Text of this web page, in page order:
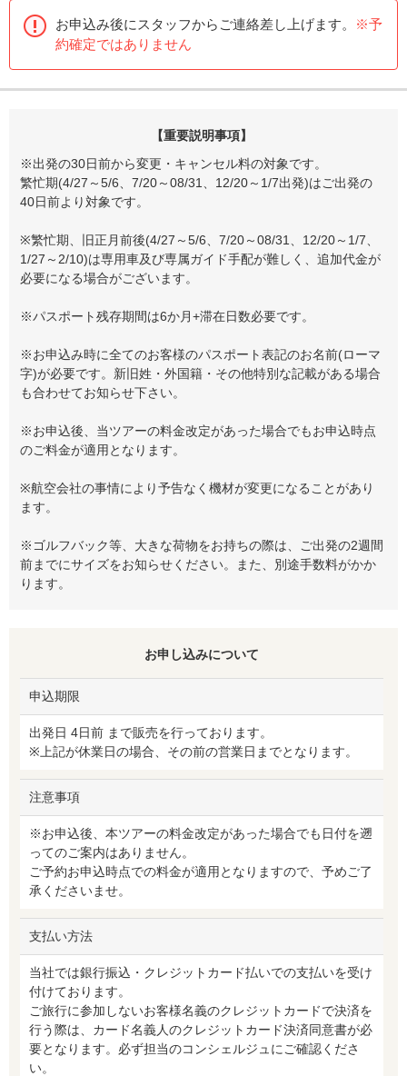
お申込み後にスタッフからご連絡差し上げます。
※予
約確定ではありません
【重要説明事項】
※出発の30日前から変更・キャンセル料の対象です。
繁忙期(4/27～5/6、7/20～08/31、12/20～1/7出発)はご出発の
40日前より対象です。
※繁忙期、旧正月前後(4/27～5/6、7/20～08/31、12/20～1/7、
1/27～2/10)は専用車及び専属ガイド手配が難しく、追加代金が
必要になる場合がございます。
※パスポート残存期間は6か月+滞在日数必要です。
※お申込み時に全てのお客様のパスポート表記のお名前(ローマ
字)が必要です。新旧姓・外国籍・その他特別な記載がある場合
も合わせてお知らせ下さい。
※お申込後、当ツアーの料金改定があった場合でもお申込時点
のご料金が適用となります。
※航空会社の事情により予告なく機材が変更になることがあり
ます。
※ゴルフバック等、大きな荷物をお持ちの際は、ご出発の2週間
前までにサイズをお知らせください。また、別途手数料がかか
ります。
お申し込みについて
申込期限
出発日 4日前 まで販売を行っております。
※上記が休業日の場合、その前の営業日までとなります。
注意事項
※お申込後、本ツアーの料金改定があった場合でも日付を遡
ってのご案内はありません。
ご予約お申込時点での料金が適用となりますので、予めご了
承くださいませ。
支払い方法
当社では銀行振込・クレジットカード払いでの支払いを受け
付けております。
ご旅行に参加しないお客様名義のクレジットカードで決済を
行う際は、カード名義人のクレジットカード決済同意書が必
要となります。必ず担当のコンシェルジュにご確認くださ
い。